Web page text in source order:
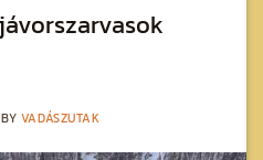
BY VADÁSZUTAK